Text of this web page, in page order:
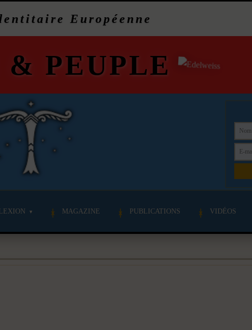
Européenne
& PEUPLE
MAGAZINE PUBLICATIONS VIDÉOS